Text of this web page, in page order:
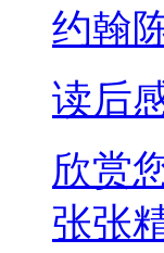
约翰
读后
欣赏
张张